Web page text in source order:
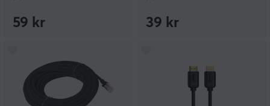
59 kr 39 kr